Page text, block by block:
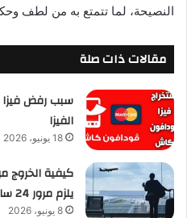
النصيحة، لما تتمتع به من لطف
مقالات ذات صلة
سبب رفض
الفيزا
18 يونيو، 2026
كيفية الخروج
يلزم مرور 24 ساعة؟
8 يونيو، 2026